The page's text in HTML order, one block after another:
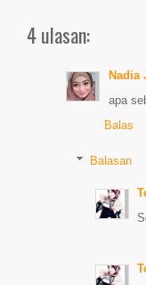
4 ulasan:
Nadia
apa
Balas
Balasan